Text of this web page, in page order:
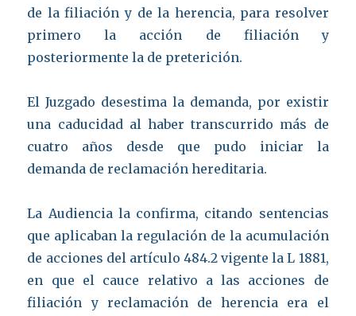
de la filiación y de la herencia, para resolver
primero la acción de filiación y
posteriormente la de preterición.
El Juzgado desestima la demanda, por existir
una caducidad al haber transcurrido más de
cuatro años desde que pudo iniciar la
demanda de reclamación hereditaria.
La Audiencia la confirma, citando sentencias
que aplicaban la regulación de la acumulación
de acciones del artículo 484.2 vigente la L 1881,
en que el cauce relativo a las acciones de
filiación y reclamación de herencia era el